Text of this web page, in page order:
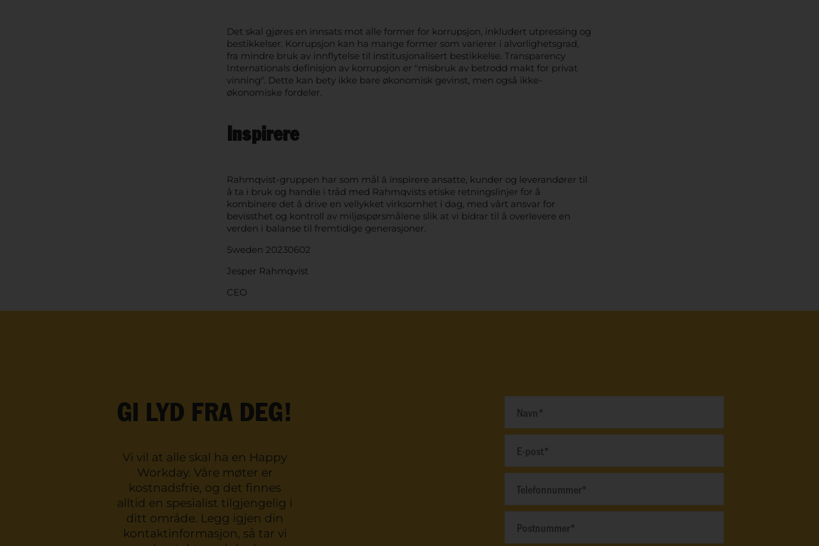
Det skal gjøres en innsats mot alle former for korrupsjon, inkludert utpressing og
bestikkelser. Korrupsjon kan ha mange former som varierer i alvorlighetsgrad,
fra mindre bruk av innflytelse til institusjonalisert bestikkelse. Transparency
Internationals definisjon av korrupsjon er "misbruk av betrodd makt for privat
vinning". Dette kan bety ikke bare økonomisk gevinst, men også ikke-
økonomiske fordeler.
Inspirere
Rahmqvist-gruppen har som mål å inspirere ansatte, kunder og leverandører til
å ta i bruk og handle i tråd med Rahmqvists etiske retningslinjer for å
kombinere det å drive en vellykket virksomhet i dag, med vårt ansvar for
bevissthet og kontroll av miljøspørsmålene slik at vi bidrar til å overlevere en
verden i balanse til fremtidige generasjoner.
Sweden 20230602
Jesper Rahmqvist
CEO
GI LYD FRA DEG!
Vi vil at alle skal ha en Happy
Workday. Våre møter er
kostnadsfrie, og det finnes
alltid en spesialist tilgjengelig i
ditt område. Legg igjen din
kontaktinformasjon, så tar vi